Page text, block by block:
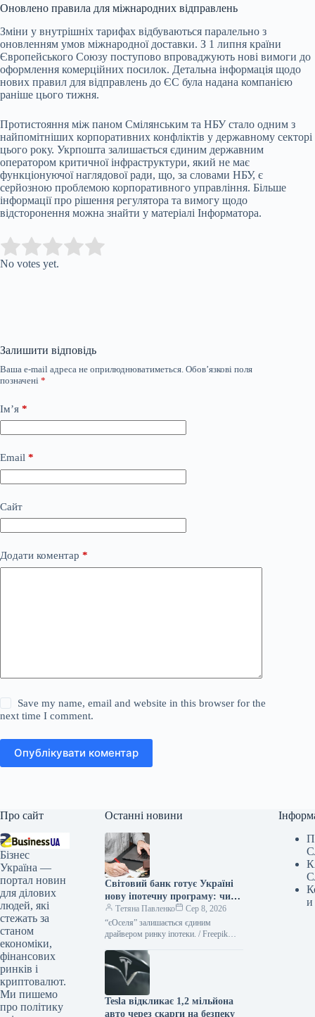
Оновлено правила для міжнародних відправлень
Зміни у внутрішніх тарифах відбуваються паралельно з
оновленням умов міжнародної доставки. З 1 липня країни
Європейського Союзу поступово впроваджують нові вимоги до
оформлення комерційних посилок. Детальна інформація щодо
нових правил для відправлень до ЄС була надана компанією
раніше цього тижня.
Протистояння між паном Смілянським та НБУ стало одним з
найпомітніших корпоративних конфліктів у державному секторі
цього року. Укрпошта залишається єдиним державним
оператором критичної інфраструктури, який не має
функціонуючої наглядової ради, що, за словами НБУ, є
серйозною проблемою корпоративного управління. Більше
інформації про рішення регулятора та вимогу щодо
відсторонення можна знайти у матеріалі Інформатора.
Rate this item:
No votes yet.
Залишити відповідь
Ваша e-mail адреса не оприлюднюватиметься. Обов’язкові поля
позначені *
Ім’я *
Email *
Сайт
Додати коментар *
Save my name, email and website in this browser for the
next time I comment.
Опублікувати коментар
Про сайт
Бізнес
Україна —
портал новин
для ділових
людей, які
стежать за
станом
економіки,
фінансових
ринків і
криптовалют.
Ми пишемо
про політику
Останні новини
Світовий банк готує Україні
нову іпотечну програму: чи
замінить вона “єОселю”
Тетяна Павленко
Сер 8, 2026
“єОселя” залишається єдиним
драйвером ринку іпотеки. / Freepik
кредитування відновлюється, однак
його розвиток фактично забезпечує
програма
Tesla відкликає 1,2 мільйона
авто через скарги на безпеку
и